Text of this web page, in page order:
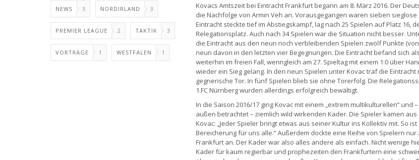
NEWS 3 NORDIRLAND 3
PREMIER LEAGUE 2 TAKTIK 3
VORTRÄGE 1 WESTFALEN 1
Kovacs Amtszeit bei Eintracht Frankfurt begann am 8. März 2016. Der
die Nachfolge von Armin Veh an. Vorausgegangen waren sieben sieglose
Eintracht steckte tief im Abstiegskampf, lag nach 25 Spielen auf Platz 16,
Relegationsplatz. Auch nach 34 Spielen war die Situation nicht besser.
die Eintracht aus den neun noch verbleibenden Spielen zwölf Punkte (von
neun davon in den letzten vier Begegnungen. Die Eintracht befand sich
weiterhin im freien Fall, wenngleich am 27. Spieltag mit einem 1:0 über
wieder ein Sieg gelang. In den neun Spielen unter Kovac traf die Eintracht
gegnerische Tor. In fünf Spielen blieb sie ohne Torerfolg. Die
1.FC Nürnberg wurden allerdings erfolgreich bewältigt.
In die Saison 2016/17 ging Kovac mit einem „extrem multikulturellen“ und
außen betrachtet – ziemlich wild wirkenden Kader. Die Spieler kamen aus
Kovac: „Jeder Spieler bringt etwas aus seiner Kultur ins Kollektiv mit. So
Bereicherung für uns alle.“ Außerdem dockte eine Reihe von Spielern nur
Frankfurt an. Der Kader war also alles andere als einfach. Nicht wenige
Kader für kaum regierbar und prophezeiten den Frankfurtern eine